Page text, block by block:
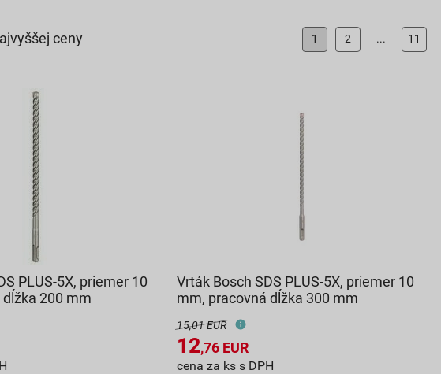
ceny 1 2 ... 11
PLUS-5X, priemer 10
200 mm
Vrták Bosch SDS PLUS-5X, priemer 10
mm, pracovná dĺžka 300 mm
15,01 EUR
12,76EUR
cena za ks s DPH